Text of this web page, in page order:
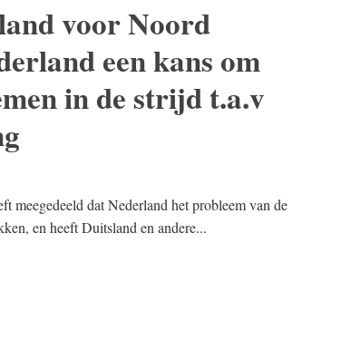
voor Noord
een kans om
in de strijd t.a.v
meegedeeld dat Nederland het probleem van de
en heeft Duitsland en andere...